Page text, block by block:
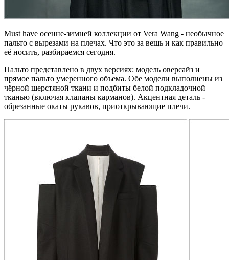
Must have осенне-зимней коллекции от Vera Wang - необычное
пальто с вырезами на плечах. Что это за вещь и как правильно
её носить, разбираемся сегодня.
Пальто представлено в двух версиях: модель оверсайз и
прямое пальто умеренного объема. Обе модели выполнены из
чёрной шерстяной ткани и подбиты белой подкладочной
тканью (включая клапаны карманов). Акцентная деталь -
обрезанные окаты рукавов, приоткрывающие плечи.